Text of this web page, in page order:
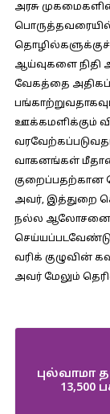
அரசு
தொழில்களுக்குச்
ஆய்வுகளை நிதி
வேகத்தை
ஊக்கமளிக்கும்
வாகனங்கள் மீதான
குறைப்பதற்கான
அவர், இத்துறை
நல்ல ஆலோசனை
வரிக் குழுவின்
அவர் மேலும்
புல்வாமா